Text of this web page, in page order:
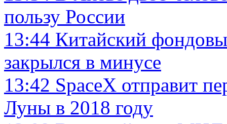
пользу России
13:44 Китайский
закрылся в минусе
13:42 SpaceX отправит
Луны в 2018 году